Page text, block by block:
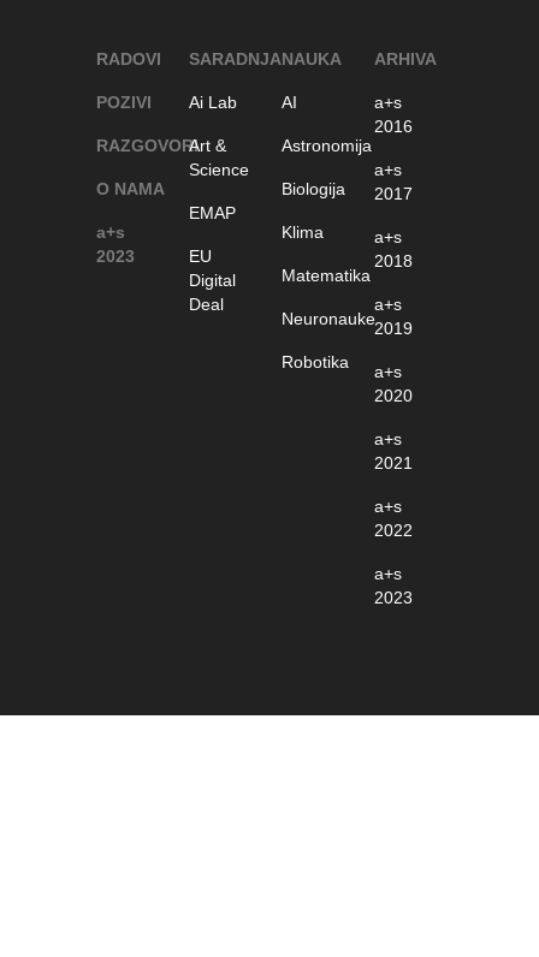
RADOVI
POZIVI
RAZGOVORI
O NAMA
a+s
2023
SARADNJA
Ai Lab
Art &
Science
EMAP
EU
Digital
Deal
NAUKA
AI
Astronomija
Biologija
Klima
Matematika
Neuronauke
Robotika
ARHIVA
a+s
2016
a+s
2017
a+s
2018
a+s
2019
a+s
2020
a+s
2021
a+s
2022
a+s
2023